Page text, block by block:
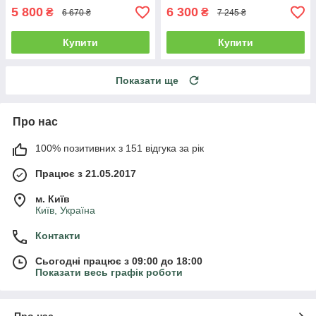
5 800 ₴ 6 670 ₴
Купити
6 300 ₴ 7 245 ₴
Купити
Показати ще
Про нас
100% позитивних з 151 відгука за рік
Працює з 21.05.2017
м. Київ
Київ, Україна
Контакти
Сьогодні працює з 09:00 до 18:00
Показати весь графік роботи